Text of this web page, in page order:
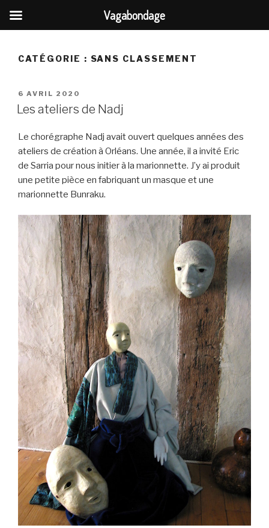
contenu
CATÉGORIE : SANS CLASSEMENT
PUBLIÉ
LE
6 AVRIL 2020
Les ateliers de Nadj
Le chorégraphe Nadj avait ouvert quelques années des
ateliers de création à Orléans. Une année, il a invité Eric
de Sarria pour nous initier à la marionnette. J’y ai produit
une petite pièce en fabriquant un masque et une
marionnette Bunraku.
Vagabondage